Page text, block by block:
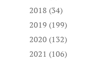
2018 (34)
2019 (199)
2020 (132)
2021 (106)